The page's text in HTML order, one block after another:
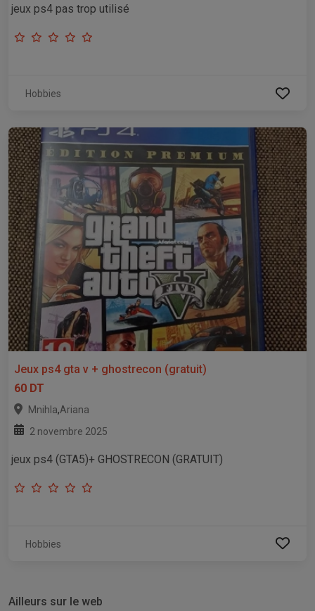
jeux ps4 pas trop utilisé
Hobbies
Jeux ps4 gta v + ghostrecon (gratuit)
60 DT
Mnihla,Ariana
2 novembre 2025
jeux ps4 (GTA5)+ GHOSTRECON (GRATUIT)
Hobbies
Ailleurs sur le web